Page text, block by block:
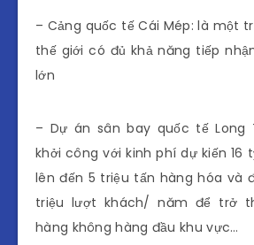
– Cảng quốc tế Cái Mép: là một
thế giới có đủ khả năng tiếp
lớn
– Dự án sân bay quốc tế Long
khởi công với kinh phí dự kiến 16
lên đến 5 triệu tấn hàng hóa và
triệu lượt khách/ năm để trở
hàng không hàng đầu khu vực…